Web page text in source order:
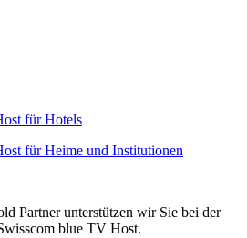
für Hotels
für Heime und Institutionen
Partner unterstützen wir Sie bei der
blue TV Host.